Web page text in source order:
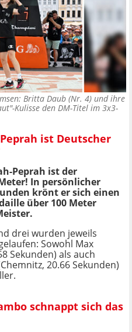
Britta Daub (Nr. 4) und ihre
Kulisse den DM-Titel im 3x3-
ist Deutscher
Peprah ist der
In persönlicher
krönt er sich einen
über 100 Meter
drei wurden jeweils
Sowohl Max
Sekunden) als auch
20.66 Sekunden)
schnappt sich das